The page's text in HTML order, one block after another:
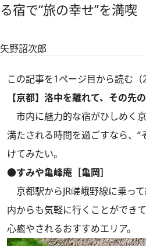
る宿で“旅の幸せ”を満喫
矢野詔次郎
この記事を1ページ目から読む（
【京都】洛中を離れて、その先
市内に魅力的な宿がひしめく
満たされる時間を過ごすなら、“
けてみたい。
●すみや亀峰庵［亀岡］
京都駅からJR嵯峨野線に乗っ
内からも気軽に行くことができ
心癒やされるおすすめエリア。